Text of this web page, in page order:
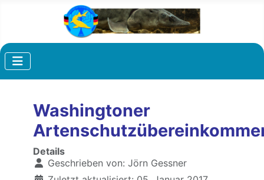
Washingtoner
Details
Geschrieben von: Jörn Gessner